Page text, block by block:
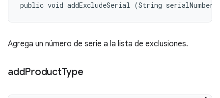
public void addExcludeSerial (String serialNumber)
Agrega un número de serie a la lista de exclusiones.
addProductType